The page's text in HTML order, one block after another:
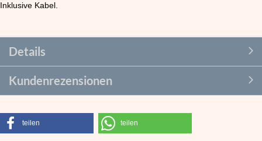
Inklusive Kabel.
Details
Kundenrezensionen
teilen teilen